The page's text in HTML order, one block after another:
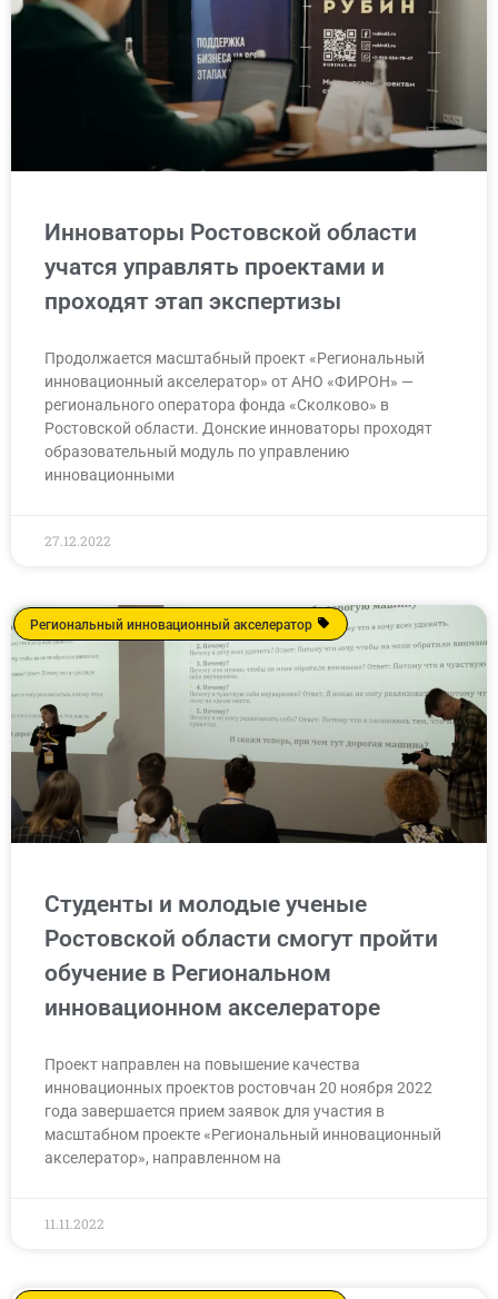
Инноваторы Ростовской области
учатся управлять проектами и
проходят этап экспертизы
Продолжается масштабный проект «Региональный
инновационный акселератор» от АНО «ФИРОН» —
регионального оператора фонда «Сколково» в
Ростовской области. Донские инноваторы проходят
образовательный модуль по управлению
инновационными
27.12.2022
Региональный инновационный акселератор
Студенты и молодые ученые
Ростовской области смогут пройти
обучение в Региональном
инновационном акселераторе
Проект направлен на повышение качества
инновационных проектов ростовчан 20 ноября 2022
года завершается прием заявок для участия в
масштабном проекте «Региональный инновационный
акселератор», направленном на
11.11.2022